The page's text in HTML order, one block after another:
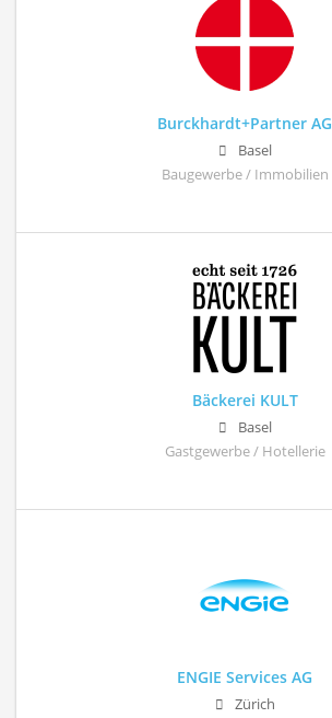
Burckhardt+Partner AG
Basel
Baugewerbe / Immobilien
Bäckerei KULT
Basel
Gastgewerbe / Hotellerie
ENGIE Services AG
Zürich